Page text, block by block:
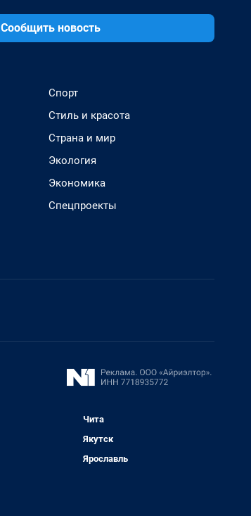
Сообщить новость
Спорт
Стиль и красота
Страна и мир
Экология
Экономика
Спецпроекты
Чита
Якутск
Ярославль